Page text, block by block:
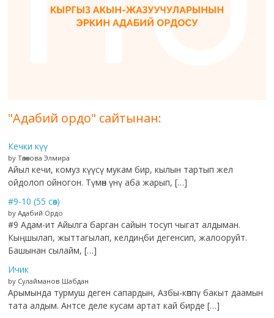
"Адабий ордо" сайтынан:
Кечки күү
by Төлөкова Элмира
Айыл кечи, комуз күүсү мукам бир, кылын тартып жел
ойдолоп ойногон. Түмөн үнү аба жарып, […]
#9-10 (55 сөз)
by Адабий Ордо
#9 Адам-ит Айылга барган сайын тосуп чыгат алдыман.
Кыңшылап, жыттагылап, келдиңби дегенсип, жалооруйт.
Башынан сылайм, […]
Ичик
by Сулайманов Шабдан
Арымында турмуш деген сапардын, Азбы-көппү бакыт даамын
тата алдым. Антсе деле кусам артат кай бирде […]